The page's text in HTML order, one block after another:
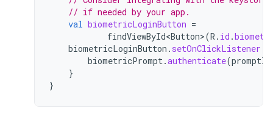
// if needed by your app.
val biometricLoginButton =
findViewById<Button>(R . id .
biometricLoginButton . setOnClickListener
biometricPrompt.authenticate(
}
}